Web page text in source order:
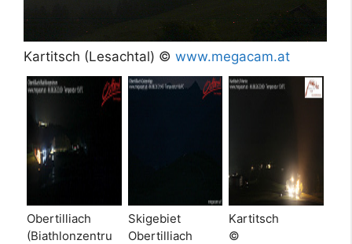
Kartitsch (Lesachtal) © www.megacam.at
Obertilliach
(Biathlonzentru
Skigebiet
Obertilliach
Kartitsch
©